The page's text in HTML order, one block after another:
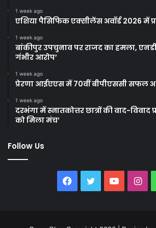
1 week ago
एशिया पैसिफिक एक्सीलेंस अवॉर्ड 2026 में
1 week ago
बांकीपुर उपचुनाव पर राजद का हमला,
गंभीर आरोप’
1 week ago
प्रेरणा आईएएस में 70वीं बीपीएससी सफल
1 week ago
दरभंगा में स्नातकोत्तर छात्रों की वाद-विवाद
को मिला मंच’
Follow Us
Facebook
TwitterYouTube